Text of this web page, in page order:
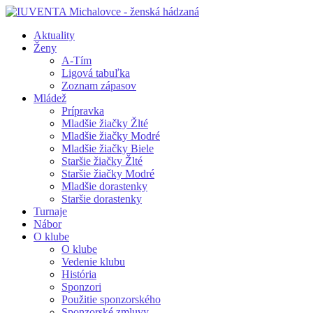
Aktuality
Ženy
A-Tím
Ligová tabuľka
Zoznam zápasov
Mládež
Prípravka
Mladšie žiačky Žlté
Mladšie žiačky Modré
Mladšie žiačky Biele
Staršie žiačky Žlté
Staršie žiačky Modré
Mladšie dorastenky
Staršie dorastenky
Turnaje
Nábor
O klube
O klube
Vedenie klubu
História
Sponzori
Použitie sponzorského